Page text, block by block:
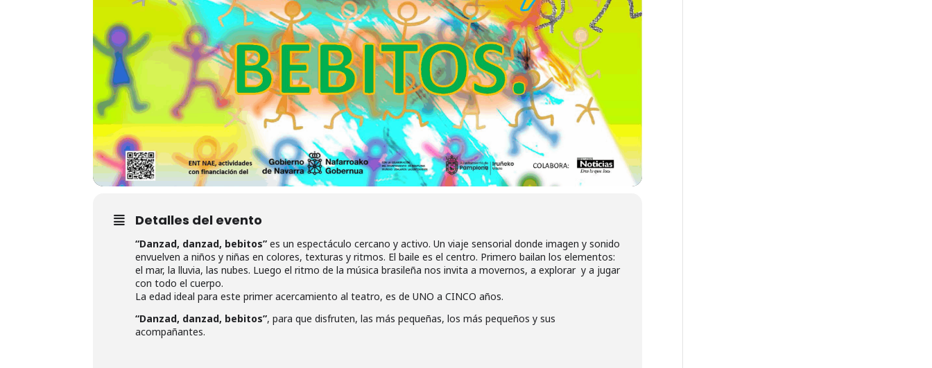
Detalles del evento
“Danzad, danzad, bebitos” es un espectáculo cercano y activo. Un viaje sensorial donde imagen y sonido
envuelven a niños y niñas en colores, texturas y ritmos. El baile es el centro. Primero bailan los elementos:
el mar, la lluvia, las nubes. Luego el ritmo de la música brasileña nos invita a movernos, a explorar y a jugar
con todo el cuerpo.
La edad ideal para este primer acercamiento al teatro, es de UNO a CINCO años.
“Danzad, danzad, bebitos”, para que disfruten, las más pequeñas, los más pequeños y sus
acompañantes.